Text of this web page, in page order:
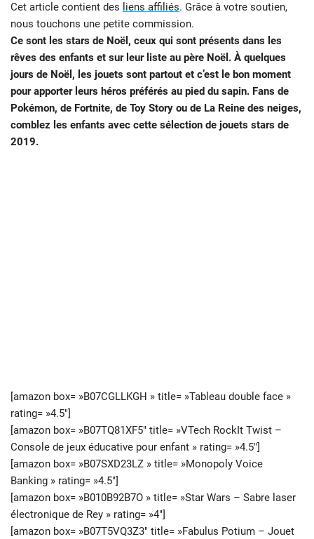
Cet article contient des liens affiliés. Grâce à votre soutien,
nous touchons une petite commission.
Ce sont les stars de Noël, ceux qui sont présents dans les
rêves des enfants et sur leur liste au père Noël. À quelques
jours de Noël, les jouets sont partout et c’est le bon moment
pour apporter leurs héros préférés au pied du sapin. Fans de
Pokémon, de Fortnite, de Toy Story ou de La Reine des neiges,
comblez les enfants avec cette sélection de jouets stars de
2019.
[amazon box= »B07CGLLKGH » title= »Tableau double face »
rating= »4.5″]
[amazon box= »B07TQ81XF5″ title= »VTech RockIt Twist –
Console de jeux éducative pour enfant » rating= »4.5″]
[amazon box= »B07SXD23LZ » title= »Monopoly Voice
Banking » rating= »4.5″]
[amazon box= »B010B92B7O » title= »Star Wars – Sabre laser
électronique de Rey » rating= »4″]
[amazon box= »B07T5VQ3Z3″ title= »Fabulus Potium – Jouet